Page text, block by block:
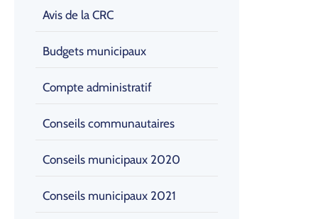
Avis de la CRC
Budgets municipaux
Compte administratif
Conseils communautaires
Conseils municipaux 2020
Conseils municipaux 2021